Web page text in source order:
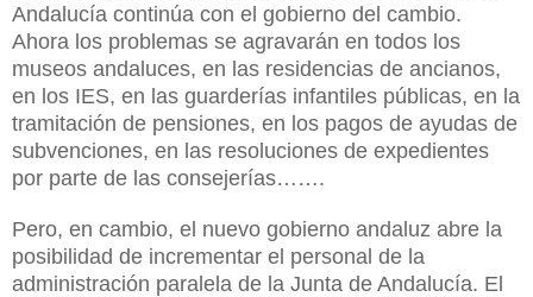
Andalucía continúa con el gobierno del cambio.
Ahora los problemas se agravarán en todos los
museos andaluces, en las residencias de ancianos,
en los IES, en las guarderías infantiles públicas, en la
tramitación de pensiones, en los pagos de ayudas de
subvenciones, en las resoluciones de expedientes
por parte de las consejerías…….
Pero, en cambio, el nuevo gobierno andaluz abre la
posibilidad de incrementar el personal de la
administración paralela de la Junta de Andalucía. El